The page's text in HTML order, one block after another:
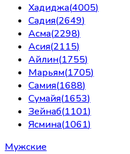
Хадиджа(4005)
Садия(2649)
Асма(2298)
Асия(2115)
Айлин(1755)
Марьям(1705)
Самия(1688)
Сумайя(1653)
Зейнаб(1101)
Ясмина(1061)
Мужские